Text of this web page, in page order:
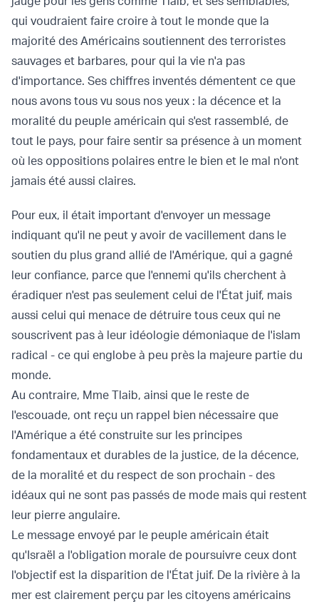
qui voudraient faire croire à tout le monde que la
majorité des Américains soutiennent des terroristes
sauvages et barbares, pour qui la vie n'a pas
d'importance. Ses chiffres inventés démentent ce que
nous avons tous vu sous nos yeux : la décence et la
moralité du peuple américain qui s'est rassemblé, de
tout le pays, pour faire sentir sa présence à un moment
où les oppositions polaires entre le bien et le mal n'ont
jamais été aussi claires.
Pour eux, il était important d'envoyer un message
indiquant qu'il ne peut y avoir de vacillement dans le
soutien du plus grand allié de l'Amérique, qui a gagné
leur confiance, parce que l'ennemi qu'ils cherchent à
éradiquer n'est pas seulement celui de l'État juif, mais
aussi celui qui menace de détruire tous ceux qui ne
souscrivent pas à leur idéologie démoniaque de l'islam
radical - ce qui englobe à peu près la majeure partie du
monde.
Au contraire, Mme Tlaib, ainsi que le reste de
l'escouade, ont reçu un rappel bien nécessaire que
l'Amérique a été construite sur les principes
fondamentaux et durables de la justice, de la décence,
de la moralité et du respect de son prochain - des
idéaux qui ne sont pas passés de mode mais qui restent
leur pierre angulaire.
Le message envoyé par le peuple américain était
qu'Israël a l'obligation morale de poursuivre ceux dont
l'objectif est la disparition de l'État juif. De la rivière à la
mer est clairement perçu par les citoyens américains